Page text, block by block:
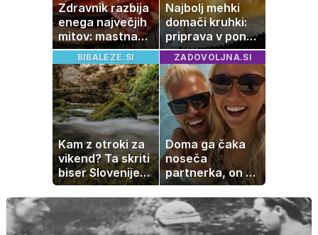
Zdravnik razbija
enega največjih
mitov: mastna
jetra ne
nastanejo zaradi
slanine, temveč
zaradi živila, ki
ga imamo vsi
radi
Najbolj mehki
domači kruhki:
priprava v ponvi
je trik za popoln
rezultat
BIBALEZE.SI
Kam z otroki za
vikend? Ta skriti
biser Slovenije
izgleda kot iz
pravljice
ZADOVOLJNA.SI
Doma ga čaka
noseča
partnerka, on pa
dopustuje z
drugo